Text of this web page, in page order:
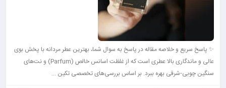
✨ پاسخ سریع و خلاصه مقاله در پاسخ به سوال شما، بهترین عطر مردانه با پخش بوی
عالی و ماندگاری بالا عطری است که از غلظت اسانس خالص (Parfum) و نت‌های
سنگین چوبی-شرقی بهره ببرد. بر اساس بررسی‌های تخصصی تکین ...